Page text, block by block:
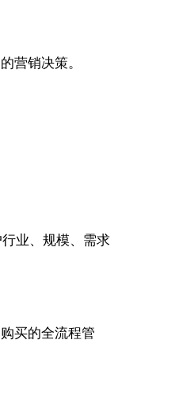
营销决策。
业、规模、需求
买的全流程管